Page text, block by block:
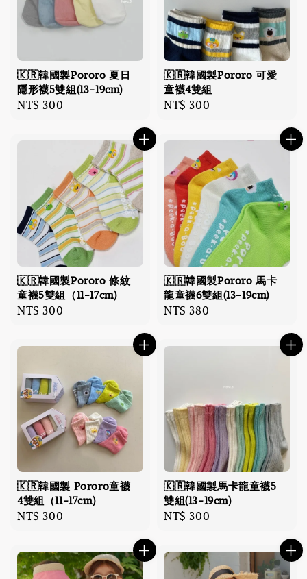
🇰🇷韓國製Pororo 夏日
隱形襪5雙組(13-19cm)
Regular
NT$ 300
🇰🇷韓國製Pororo 可愛
童襪4雙組
Regular
NT$ 300
🇰🇷韓國製Pororo 條紋
童襪5雙組（11-17cm)
Regular
NT$ 300
🇰🇷韓國製Pororo 馬卡
龍童襪6雙組(13-19cm)
Regular
NT$ 380
🇰🇷韓國製 Pororo童襪
4雙組（11-17cm)
Regular
NT$ 300
🇰🇷韓國製馬卡龍童襪5
雙組(13-19cm)
Regular
NT$ 300